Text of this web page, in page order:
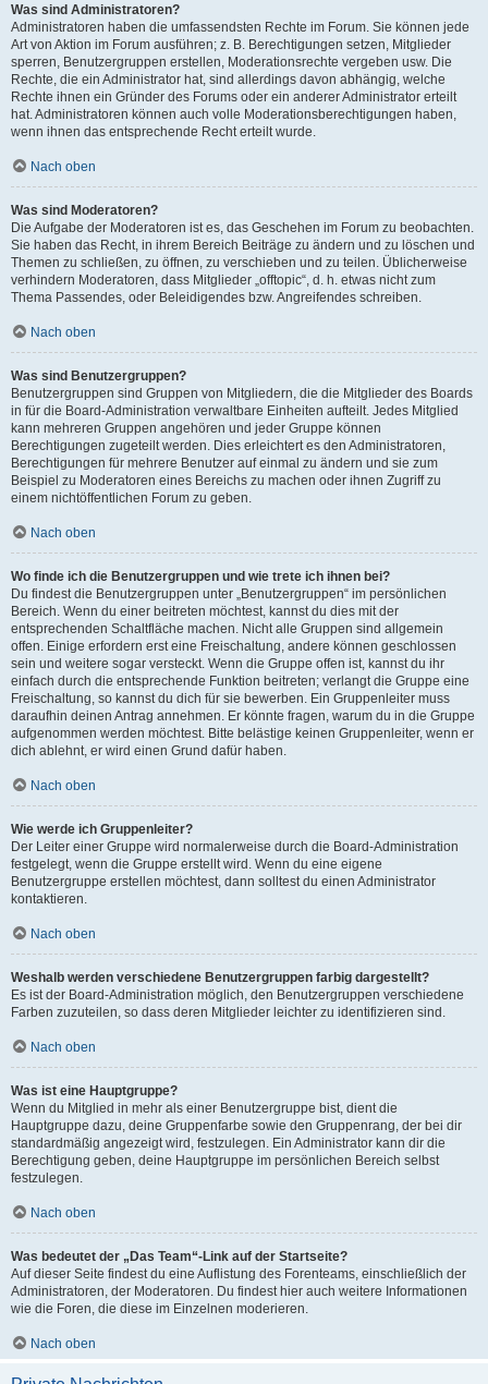
Was sind Administratoren?
Administratoren haben die umfassendsten Rechte im Forum. Sie können jede
Art von Aktion im Forum ausführen; z. B. Berechtigungen setzen, Mitglieder
sperren, Benutzergruppen erstellen, Moderationsrechte vergeben usw. Die
Rechte, die ein Administrator hat, sind allerdings davon abhängig, welche
Rechte ihnen ein Gründer des Forums oder ein anderer Administrator erteilt
hat. Administratoren können auch volle Moderationsberechtigungen haben,
wenn ihnen das entsprechende Recht erteilt wurde.
Nach oben
Was sind Moderatoren?
Die Aufgabe der Moderatoren ist es, das Geschehen im Forum zu beobachten.
Sie haben das Recht, in ihrem Bereich Beiträge zu ändern und zu löschen und
Themen zu schließen, zu öffnen, zu verschieben und zu teilen. Üblicherweise
verhindern Moderatoren, dass Mitglieder „offtopic“, d. h. etwas nicht zum
Thema Passendes, oder Beleidigendes bzw. Angreifendes schreiben.
Nach oben
Was sind Benutzergruppen?
Benutzergruppen sind Gruppen von Mitgliedern, die die Mitglieder des Boards
in für die Board-Administration verwaltbare Einheiten aufteilt. Jedes Mitglied
kann mehreren Gruppen angehören und jeder Gruppe können
Berechtigungen zugeteilt werden. Dies erleichtert es den Administratoren,
Berechtigungen für mehrere Benutzer auf einmal zu ändern und sie zum
Beispiel zu Moderatoren eines Bereichs zu machen oder ihnen Zugriff zu
einem nichtöffentlichen Forum zu geben.
Nach oben
Wo finde ich die Benutzergruppen und wie trete ich ihnen bei?
Du findest die Benutzergruppen unter „Benutzergruppen“ im persönlichen
Bereich. Wenn du einer beitreten möchtest, kannst du dies mit der
entsprechenden Schaltfläche machen. Nicht alle Gruppen sind allgemein
offen. Einige erfordern erst eine Freischaltung, andere können geschlossen
sein und weitere sogar versteckt. Wenn die Gruppe offen ist, kannst du ihr
einfach durch die entsprechende Funktion beitreten; verlangt die Gruppe eine
Freischaltung, so kannst du dich für sie bewerben. Ein Gruppenleiter muss
daraufhin deinen Antrag annehmen. Er könnte fragen, warum du in die Gruppe
aufgenommen werden möchtest. Bitte belästige keinen Gruppenleiter, wenn er
dich ablehnt, er wird einen Grund dafür haben.
Nach oben
Wie werde ich Gruppenleiter?
Der Leiter einer Gruppe wird normalerweise durch die Board-Administration
festgelegt, wenn die Gruppe erstellt wird. Wenn du eine eigene
Benutzergruppe erstellen möchtest, dann solltest du einen Administrator
kontaktieren.
Nach oben
Weshalb werden verschiedene Benutzergruppen farbig dargestellt?
Es ist der Board-Administration möglich, den Benutzergruppen verschiedene
Farben zuzuteilen, so dass deren Mitglieder leichter zu identifizieren sind.
Nach oben
Was ist eine Hauptgruppe?
Wenn du Mitglied in mehr als einer Benutzergruppe bist, dient die
Hauptgruppe dazu, deine Gruppenfarbe sowie den Gruppenrang, der bei dir
standardmäßig angezeigt wird, festzulegen. Ein Administrator kann dir die
Berechtigung geben, deine Hauptgruppe im persönlichen Bereich selbst
festzulegen.
Nach oben
Was bedeutet der „Das Team“-Link auf der Startseite?
Auf dieser Seite findest du eine Auflistung des Forenteams, einschließlich der
Administratoren, der Moderatoren. Du findest hier auch weitere Informationen
wie die Foren, die diese im Einzelnen moderieren.
Nach oben